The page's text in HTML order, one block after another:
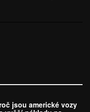
jsou americké vozy